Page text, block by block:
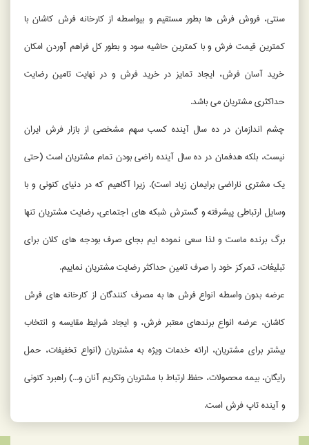
سنتی، فروش فرش ها بطور مستقیم و بیواسطه از کارخانه فرش کاشان با
کمترین قیمت فرش و با کمترین حاشیه سود و بطور کل فراهم آوردن امکان
خرید آسان فرش، ایجاد تمایز در خرید فرش و در نهایت تامین رضایت
حداکثری مشتریان می باشد.
چشم اندازمان در ده سال آینده کسب سهم مشخصی از بازار فرش ایران
نیست، بلکه هدفمان در ده سال آینده راضی بودن تمام مشتریان است (حتی
یک مشتری ناراضی برایمان زیاد است). زیرا آگاهیم که در دنیای کنونی و با
وسایل ارتباطی پیشرفته و گسترش شبکه های اجتماعی، رضایت مشتریان تنها
برگ برنده ماست و لذا سعی نموده ایم بجای صرف بودجه های کلان برای
تبلیغات، تمرکز خود را صرف تامین حداکثر رضایت مشتریان نماییم.
عرضه بدون واسطه انواع فرش ها به مصرف کنندگان از کارخانه های فرش
کاشان، عرضه انواع برندهای معتبر فرش، و ایجاد شرایط مقایسه و انتخاب
بیشتر برای مشتریان، ارائه خدمات ویژه به مشتریان (انواع تخفیفات، حمل
رایگان، بیمه محصولات، حفظ ارتباط با مشتریان وتکریم آنان و...) راهبرد کنونی
و آینده تاپ فرش است.